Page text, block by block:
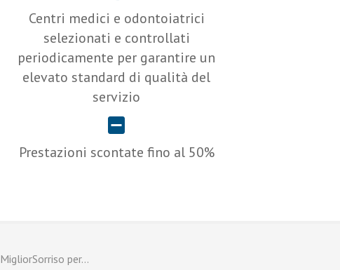
Centri medici e odontoiatrici
selezionati e controllati
periodicamente per garantire un
elevato standard di qualità del
servizio
Prestazioni scontate fino al 50%
MigliorSorriso per…